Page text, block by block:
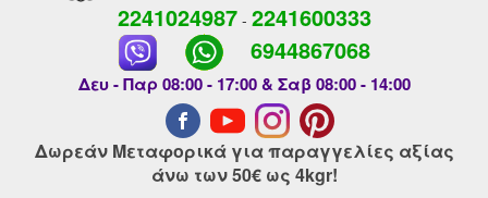
2241024987- 2241600333
6944867068
Δευ - Παρ 08:00 - 17:00 & Σαβ 08:00 - 14:00
Δωρεάν Μεταφορικά για παραγγελίες αξίας
άνω των 50€ ως 4kgr!